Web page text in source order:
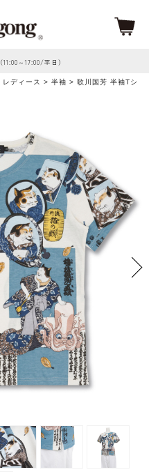
（11:00～17:00/平日）
レディース > 半袖 > 歌川国芳 半袖Tシ